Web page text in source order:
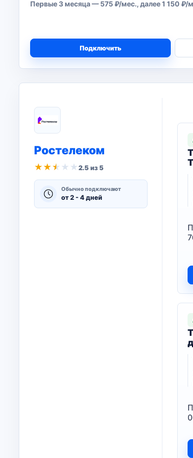
Первые 3 месяца — 575 ₽/мес., далее 1 150 ₽/
Подключить
Ростелеком
★ ★ ★ ★ ★2.5 из 5
Обычно подключают
от 2 - 4 дней